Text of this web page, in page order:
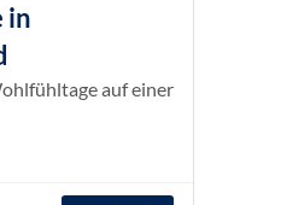
in
auf einer